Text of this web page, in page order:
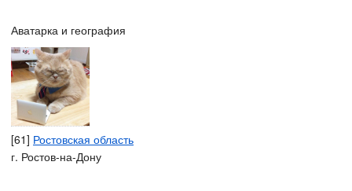
Аватарка и география
[61] Ростовская область
г. Ростов-на-Дону